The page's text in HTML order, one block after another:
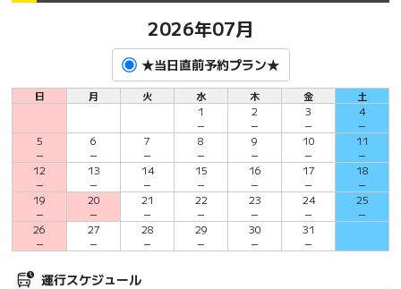
2026年07月
★当日直前予約プラン★
日 月 火 水 木 金
土
1
－
2
－
3
－
4
－
5
－
6
－
7
－
8
－
9
－
10
－
11
－
12
－
13
－
14
－
15
－
16
－
17
－
18
－
19
－
20
－
21
－
22
－
23
－
24
－
25
－
26
－
27
－
28
－
29
－
30
－
31
－
運行スケジュール